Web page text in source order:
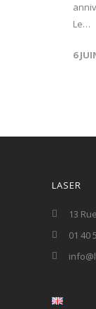
Le…
6
LASER
13
01 40